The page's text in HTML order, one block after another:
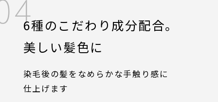
6種のこだわり成分配合。
美しい髪色に
染毛後の髪をなめらかな手触り感に
仕上げます